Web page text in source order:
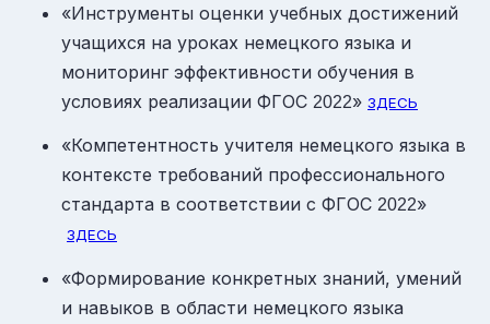
«Инструменты оценки учебных достижений
учащихся на уроках немецкого языка и
мониторинг эффективности обучения в
условиях реализации ФГОС 2022» ЗДЕСЬ
«Компетентность учителя немецкого языка в
контексте требований профессионального
стандарта в соответствии с ФГОС 2022»
ЗДЕСЬ
«Формирование конкретных знаний, умений
и навыков в области немецкого языка